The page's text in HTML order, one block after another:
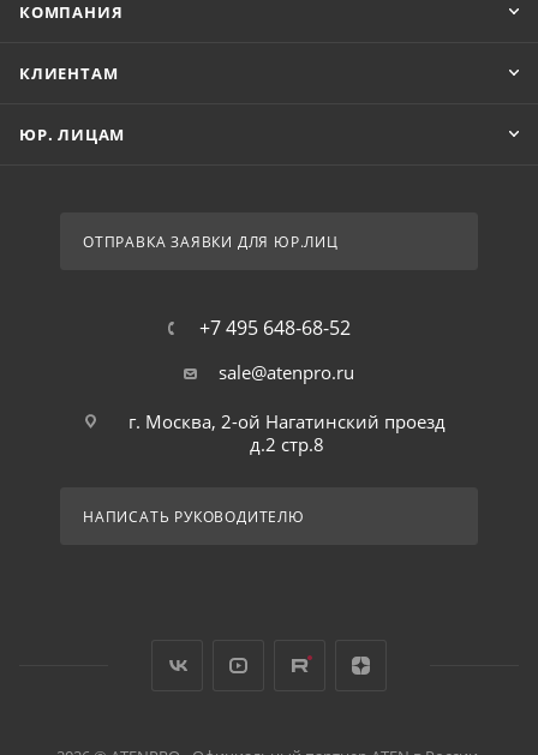
КОМПАНИЯ
КЛИЕНТАМ
ЮР. ЛИЦАМ
ОТПРАВКА ЗАЯВКИ ДЛЯ ЮР.ЛИЦ
+7 495 648-68-52
sale@atenpro.ru
г. Москва, 2-ой Нагатинский проезд
д.2 стр.8
НАПИСАТЬ РУКОВОДИТЕЛЮ